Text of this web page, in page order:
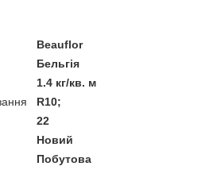
Beauflor
Бельгія
1.4 кг/кв. м
R10;
22
Новий
Побутова